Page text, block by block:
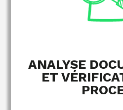
ANALYSE
ET
Contrôle de la cohérence
.